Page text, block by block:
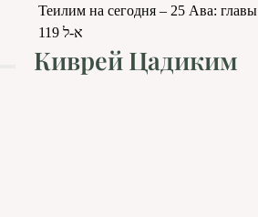
Теилим на сегодня – 25 Ава: главы
119 א-ל
Киврей Цадиким